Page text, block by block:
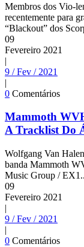
Membros dos Vio-
recentemente para
“Blackout” dos
09
Fevereiro 2021
|
9 / Fev / 2021
|
0 Comentários
Mammoth
A Tracklist Do
Wolfgang Van
banda Mammoth
Music Group /
09
Fevereiro 2021
|
9 / Fev / 2021
|
0 Comentários